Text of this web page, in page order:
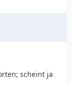
scheint ja